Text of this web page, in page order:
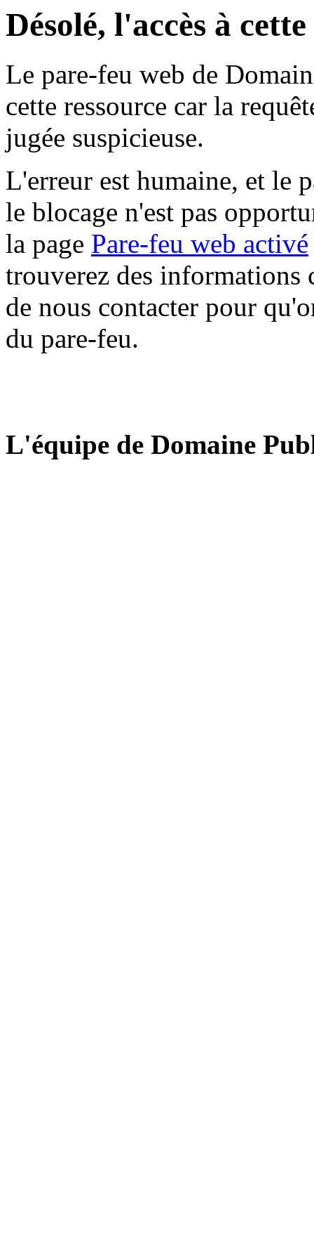
Désolé, l'accès à
Le pare-feu web de
cette ressource car la
jugée suspicieuse.
L'erreur est humaine, et le
le blocage n'est pas
la page Pare-feu web activé
trouverez des informations
de nous contacter pour
du pare-feu.
L'équipe de Domaine